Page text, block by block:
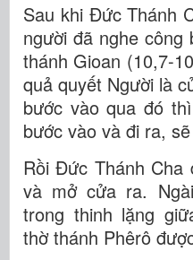
Sau khi Đức Thánh
người đã nghe công
thánh Gioan (10,7-
quả quyết Người là
bước vào qua đó
bước vào và đi ra,
Rồi Đức Thánh Cha
và mở cửa ra.
trong thinh lặng
thờ thánh Phêrô